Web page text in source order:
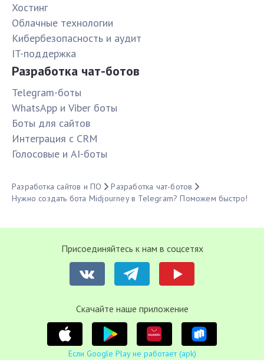
Хостинг
Облачные технологии
Кибербезопасность и аудит
IT-поддержка
Разработка чат-ботов
Telegram-боты
WhatsApp и Viber боты
Боты для сайтов
Интеграция с CRM
Голосовые и AI-боты
Разработка сайтов и ПО
Разработка чат-ботов
Нужно создать бота Midjourney в Telegram? Поможем быстро!
Присоединяйтесь к нам в соцсетях
Cкачайте наше приложение
Если Google Play не работает (apk)